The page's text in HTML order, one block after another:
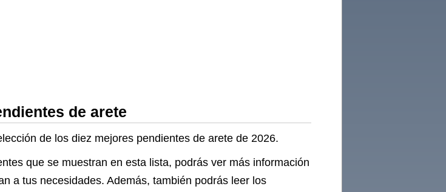
de arete
de los diez mejores pendientes de arete de 2026.
que se muestran en esta lista, podrás ver más información
a tus necesidades. Además, también podrás leer los